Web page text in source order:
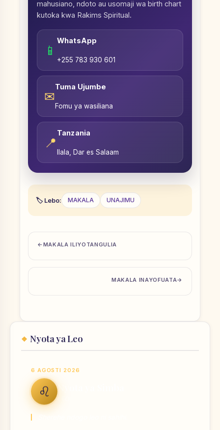
mahusiano, ndoto au usomaji wa birth chart
kutoka kwa Rakims Spiritual.
📱
WhatsApp
+255 783 930 601
✉
Tuma Ujumbe
Fomu ya wasiliana
📍
Tanzania
Ilala, Dar es Salaam
Lebo: MAKALA UNAJIMU
MAKALA ILIYOTANGULIA
MAKALA INAYOFUATA
Nyota ya Leo
6 AGOSTI 2026
♌ Nyota ya Simba
LEO